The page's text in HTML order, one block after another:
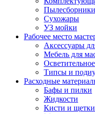
Пылесборники
Сухожары
УЗ мойки
Рабочее место
Аксессуары
Мебель для
Типсы и
Расходные
Бафы и пилки
Жидкости
Кисти и